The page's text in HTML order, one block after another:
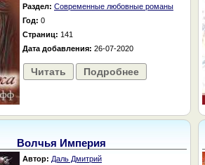
Раздел: Современные любовные романы
Год: 0
Страниц: 141
Дата добавления: 26-07-2020
Читать Подробнее
Волчья Империя
Автор: Даль Дмитрий